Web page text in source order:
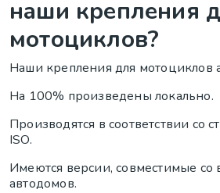
наши крепления
мотоциклов?
Наши крепления для мотоциклов
На 100% произведены локально.
Производятся в соответствии со
ISO.
Имеются версии, совместимые со
автодомов.